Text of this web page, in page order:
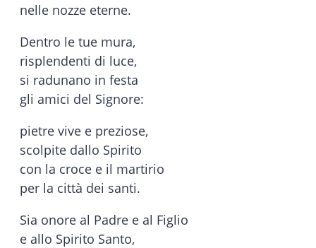
nelle nozze eterne.
Dentro le tue mura,
risplendenti di luce,
si radunano in festa
gli amici del Signore:
pietre vive e preziose,
scolpite dallo Spirito
con la croce e il martirio
per la città dei santi.
Sia onore al Padre e al Figlio
e allo Spirito Santo,